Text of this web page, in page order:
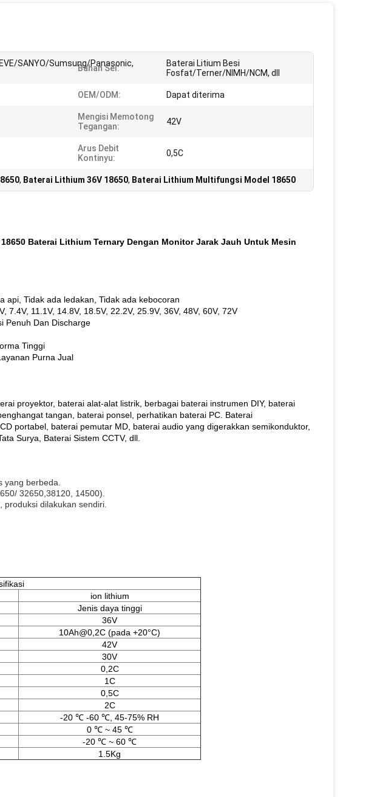
SANYO/Sumsung/Panasonic,
Bahan Sel:
Baterai Litium Besi
Fosfat/Terner/NIMH/NCM, dll
OEM/ODM: Dapat diterima
Mengisi Memotong
Tegangan:
42V
Arus Debit
Kontinyu:
0,5C
, Baterai Lithium 36V 18650, Baterai Lithium Multifungsi Model 18650
Baterai Lithium Ternary Dengan Monitor Jarak Jauh Untuk Mesin
api, Tidak ada ledakan, Tidak ada kebocoran
11.1V, 14.8V, 18.5V, 22.2V, 25.9V, 36V, 48V, 60V, 72V
Penuh Dan Discharge
Tinggi
Purna Jual
proyektor, baterai alat-alat listrik, berbagai baterai instrumen DIY, baterai
tangan, baterai ponsel, perhatikan baterai PC. Baterai
portabel, baterai pemutar MD, baterai audio yang digerakkan semikonduktor,
Surya, Baterai Sistem CCTV, dll.
yang berbeda.
32650,38120, 14500).
dilakukan sendiri.
ion lithium
Jenis daya tinggi
36V
10Ah@0,2C (pada +20°C)
42V
30V
0,2C
1C
0,5C
2C
-20 ℃ -60 ℃, 45-75% RH
0 ℃ ~ 45 ℃
-20 ℃ ~ 60 ℃
1.5Kg